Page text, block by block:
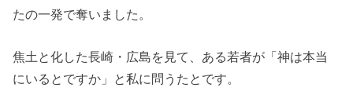
たの一発で奪いました。
焦土と化した長崎・広島を見て、ある若者が「神は本当
にいるとですか」と私に問うたとです。